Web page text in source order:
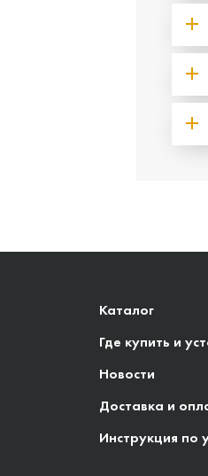
Каталог
Где купить и
Новости
Доставка и
Инструкция по